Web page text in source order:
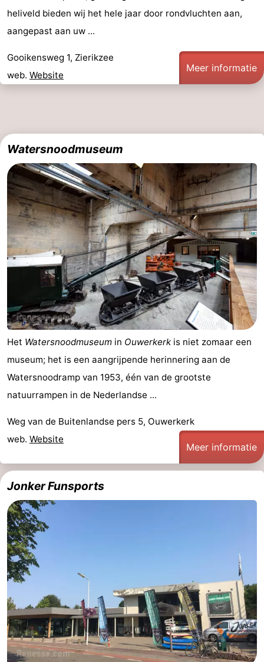
heliveld bieden wij het hele jaar door rondvluchten aan,
aangepast aan uw ...
Gooikensweg 1, Zierikzee
web. Website
Meer informatie
Watersnoodmuseum
Het Watersnoodmuseum in Ouwerkerk is niet zomaar een
museum; het is een aangrijpende herinnering aan de
Watersnoodramp van 1953, één van de grootste
natuurrampen in de Nederlandse ...
Weg van de Buitenlandse pers 5, Ouwerkerk
web. Website
Meer informatie
Jonker Funsports